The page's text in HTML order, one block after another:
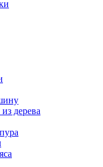
дерева